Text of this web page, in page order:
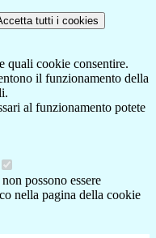
tutti i cookies
quali cookie consentire.
il funzionamento della
al funzionamento potete
possono essere
nella pagina della cookie